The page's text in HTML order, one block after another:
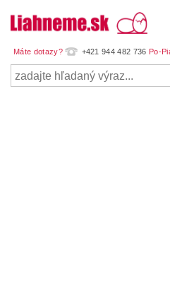
+421 944 482 736